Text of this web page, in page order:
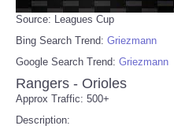
Source: Leagues Cup
Bing Search Trend: Griezmann
Google Search Trend: Griezmann
Rangers - Orioles
Approx Traffic: 500+
Description: